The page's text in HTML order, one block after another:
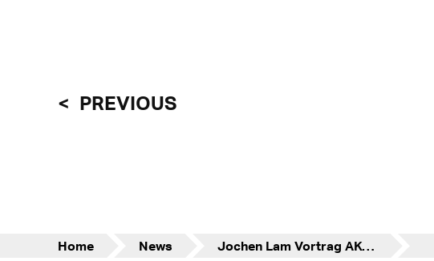
PREVIOUS
Home News Jochen Lam Vortrag AKG Köln 29.April 2022